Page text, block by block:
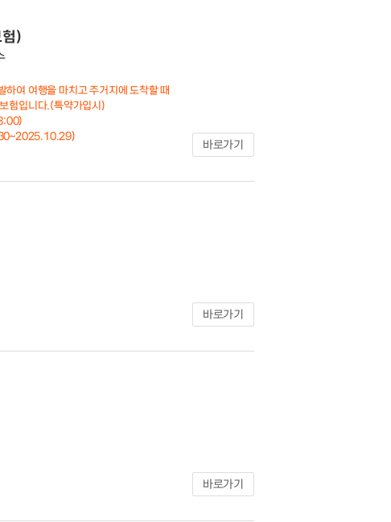
)
하여 여행을 마치고 주거지에 도착할 때
험입니다.(특약가입시)
바로가기
바로가기
바로가기